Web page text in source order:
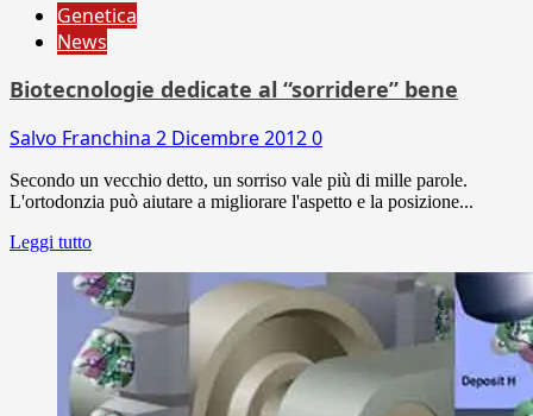
Genetica
News
Biotecnologie dedicate al “sorridere” bene
Salvo Franchina 2 Dicembre 20120
Secondo un vecchio detto, un sorriso vale più di mille parole.
L'ortodonzia può aiutare a migliorare l'aspetto e la posizione...
Leggi tutto